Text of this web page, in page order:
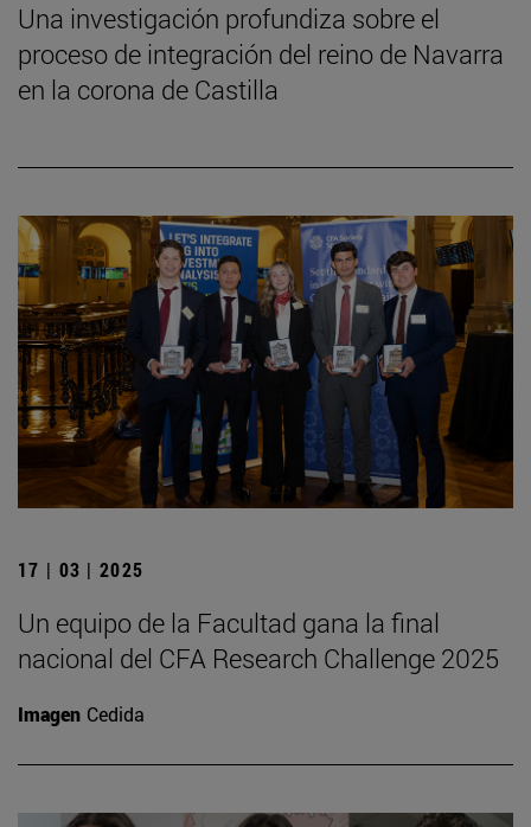
Una investigación profundiza sobre el
proceso de integración del reino de Navarra
en la corona de Castilla
17 | 03 | 2025
Un equipo de la Facultad gana la final
nacional del CFA Research Challenge 2025
Imagen Cedida